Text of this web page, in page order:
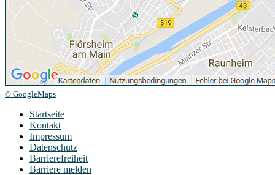
© GoogleMaps
Startseite
Kontakt
Impressum
Datenschutz
Barrierefreiheit
Barriere melden